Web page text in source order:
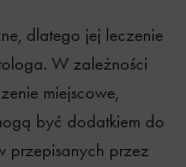
dlatego jej leczenie
W zależności
miejscowe,
być dodatkiem do
przepisanych przez